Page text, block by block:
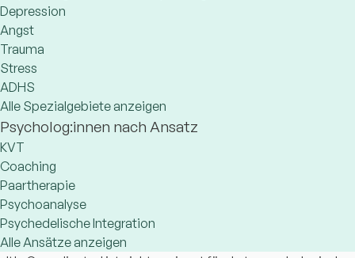
Depression
Angst
Trauma
Stress
ADHS
Alle Spezialgebiete anzeigen
Psycholog:innen nach Ansatz
KVT
Coaching
Paartherapie
Psychoanalyse
Psychedelische Integration
Alle Ansätze anzeigen